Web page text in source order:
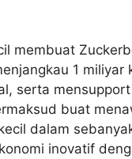
membuat
1
serta
buat
dalam
inovatif